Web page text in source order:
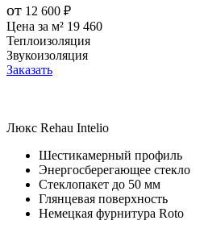
от 12 600 ₽
Цена за м² 19 460
Теплоизоляция
Звукоизоляция
Заказать
Люкс Rehau Intelio
Шестикамерный профиль
Энергосберегающее стекло
Стеклопакет до 50 мм
Глянцевая поверхность
Немецкая фурнитура Roto